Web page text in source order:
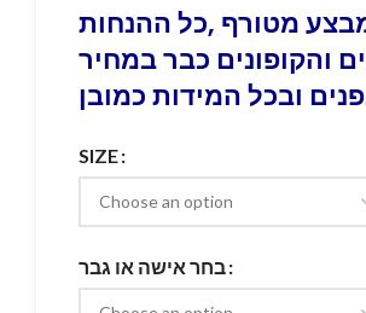
מטורף ,כל ההנחות
והקופונים כבר במחיר
ובכל המידות כמובן
SIZE
בחר אישה או גבר